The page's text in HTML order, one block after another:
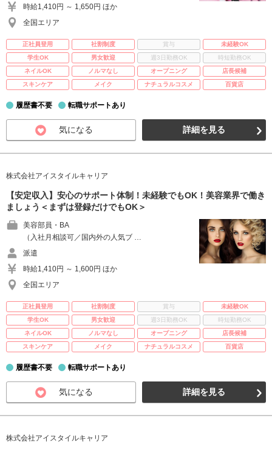
時給1,410円 ～ 1,650円 ほか
全国エリア
正社員登用 社割制度 賞与
未経験OK
学生OK
男女歓迎 週3日勤務OK
時短勤務OK
ネイルOK
ノルマなし オープニング
店長候補
スキンケア
メイク ナチュラルコスメ 百貨店
履歴書不要 転職サポートあり
気になる 詳細を見る
株式会社アイスタイルキャリア
【安定収入】安心のサポート体制！未経験でもOK！美容業界で働き
ましょう＜まずは登録だけでもOK＞
美容部員・BA
（入社月相談可／国内外の人気ブ …
派遣
時給1,410円 ～ 1,600円 ほか
全国エリア
正社員登用 社割制度 賞与
未経験OK
学生OK
男女歓迎 週3日勤務OK
時短勤務OK
ネイルOK
ノルマなし オープニング
店長候補
スキンケア
メイク ナチュラルコスメ 百貨店
履歴書不要 転職サポートあり
気になる 詳細を見る
株式会社アイスタイルキャリア